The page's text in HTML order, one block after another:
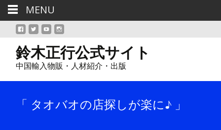
鈴木正行公式サイト
中国輸入物販・人材紹介・出版
「 タオバオの店探しが楽に♪ 」
MENU